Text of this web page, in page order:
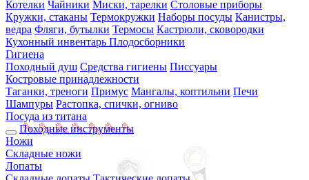
Котелки Чайники Миски, тарелки Столовые приборы
Кружки, стаканы Термокружки Наборы посуды Канистры,
ведра Фляги, бутылки Термосы Кастрюли, сковородки
Кухонный инвентарь Плодосборники
Гигиена
Походный душ Средства гигиены Писсуары
Костровые принадлежности
Таганки, треноги Примус Мангалы, коптильни Печи
Шампуры Растопка, спички, огниво
Посуда из титана
Походные инструменты
Ножи
Складные ножи
Лопаты